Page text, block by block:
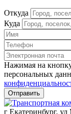
Откуда
Куда
Нажимая на
персональных
г Екатеринбург,